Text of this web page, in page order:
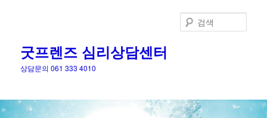
굿프렌즈 심리상담센터
상담문의 061 333 4010
색